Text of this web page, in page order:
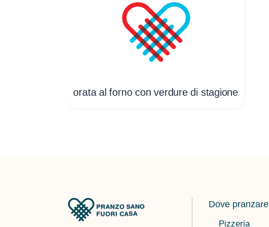
orata al forno con verdure di stagione
Dove pranzare
Pizzeria